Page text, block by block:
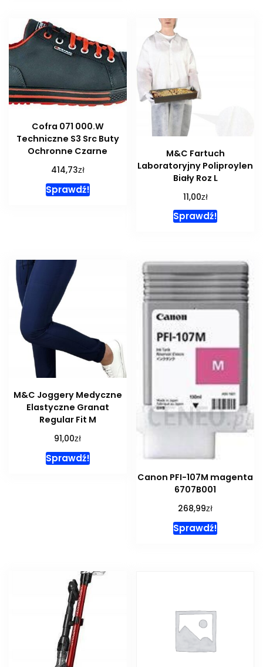
Cofra 071 000.W
Techniczne S3 Src Buty
Ochronne Czarne
414,73zł
Sprawdź!
M&C Fartuch
Laboratoryjny Poliproylen
Biały Roz L
11,00zł
Sprawdź!
M&C Joggery Medyczne
Elastyczne Granat
Regular Fit M
91,00zł
Sprawdź!
Canon PFI-107M magenta
6707B001
268,99zł
Sprawdź!